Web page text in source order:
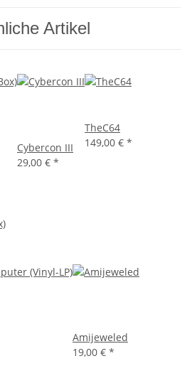
Artikel
Cybercon III
29,00 € *
TheC64
149,00 € *
Amijeweled
19,00 € *